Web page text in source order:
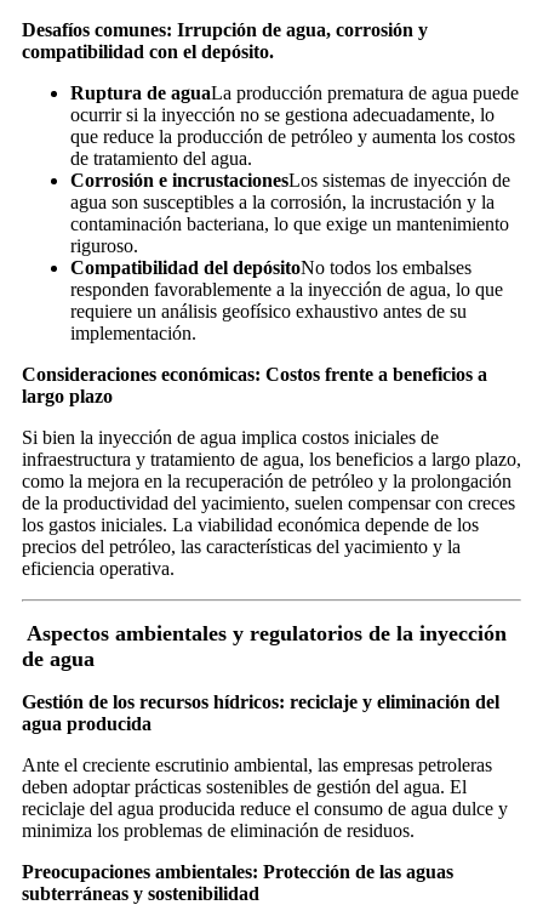
Desafíos comunes: Irrupción de agua, corrosión y
compatibilidad con el depósito.
Ruptura de aguaLa producción prematura de agua puede
ocurrir si la inyección no se gestiona adecuadamente, lo
que reduce la producción de petróleo y aumenta los costos
de tratamiento del agua.
Corrosión e incrustacionesLos sistemas de inyección de
agua son susceptibles a la corrosión, la incrustación y la
contaminación bacteriana, lo que exige un mantenimiento
riguroso.
Compatibilidad del depósitoNo todos los embalses
responden favorablemente a la inyección de agua, lo que
requiere un análisis geofísico exhaustivo antes de su
implementación.
Consideraciones económicas: Costos frente a beneficios a
largo plazo
Si bien la inyección de agua implica costos iniciales de
infraestructura y tratamiento de agua, los beneficios a largo plazo,
como la mejora en la recuperación de petróleo y la prolongación
de la productividad del yacimiento, suelen compensar con creces
los gastos iniciales. La viabilidad económica depende de los
precios del petróleo, las características del yacimiento y la
eficiencia operativa.
Aspectos ambientales y regulatorios de la inyección
de agua
Gestión de los recursos hídricos: reciclaje y eliminación del
agua producida
Ante el creciente escrutinio ambiental, las empresas petroleras
deben adoptar prácticas sostenibles de gestión del agua. El
reciclaje del agua producida reduce el consumo de agua dulce y
minimiza los problemas de eliminación de residuos.
Preocupaciones ambientales: Protección de las aguas
subterráneas y sostenibilidad